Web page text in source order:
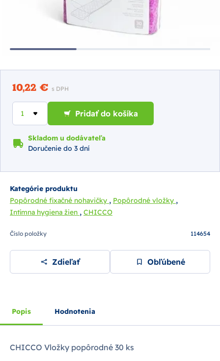
10,22 € s DPH
Pridať do košíka
Skladom u dodávateľa
Doručenie do 3 dní
Kategórie produktu
Popôrodné fixačné nohavičky , Popôrodné vložky ,
Intímna hygiena žien , CHICCO
Číslo položky 114654
Zdieľať Obľúbené
Popis Hodnotenia
CHICCO Vložky popôrodné 30 ks